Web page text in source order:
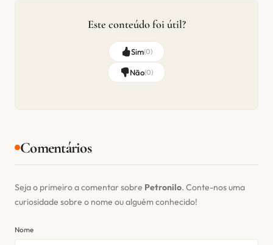
Este conteúdo foi útil?
Sim(0)
Não(0)
Comentários
Seja o primeiro a comentar sobre Petronilo. Conte-nos uma
curiosidade sobre o nome ou alguém conhecido!
Nome